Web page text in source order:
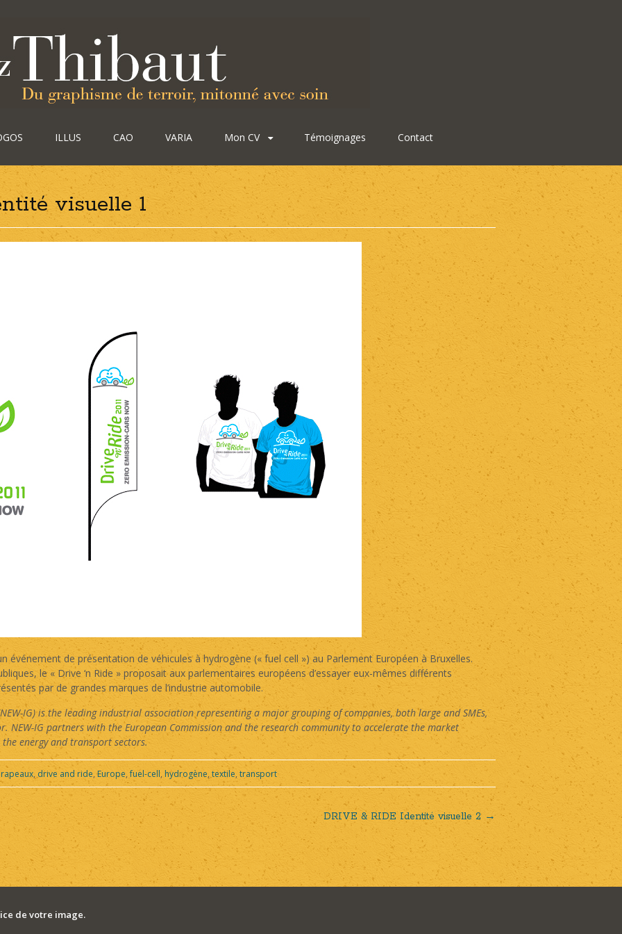
ILLUS CAO VARIA Mon CV Témoignages Contact
visuelle 1
événement de présentation de véhicules à hydrogène (« fuel cell ») au Parlement Européen à Bruxelles.
le « Drive ‘n Ride » proposait aux parlementaires européens d’essayer eux-mêmes différents
par de grandes marques de l’industrie automobile.
IG) is the leading industrial association representing a major grouping of companies, both large and SMEs,
NEW-IG partners with the European Commission and the research community to accelerate the market
energy and transport sectors.
, drive and ride,Europe,fuel-cell,hydrogène, textile, transport
DRIVE & RIDE Identité visuelle 2 →
de votre image.